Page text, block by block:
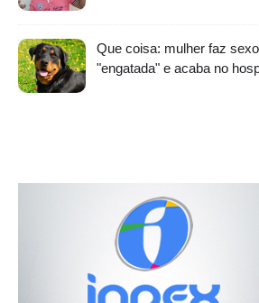
Que coisa: mulher faz
"engatada" e acaba no